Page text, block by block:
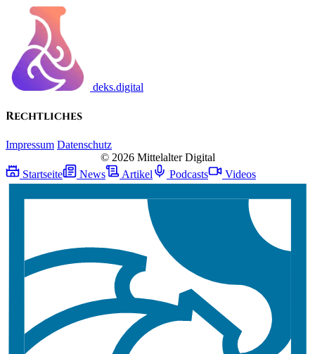
deks.digital
Rechtliches
Impressum Datenschutz
© 2026 Mittelalter Digital
Startseite
News Artikel Podcasts Videos